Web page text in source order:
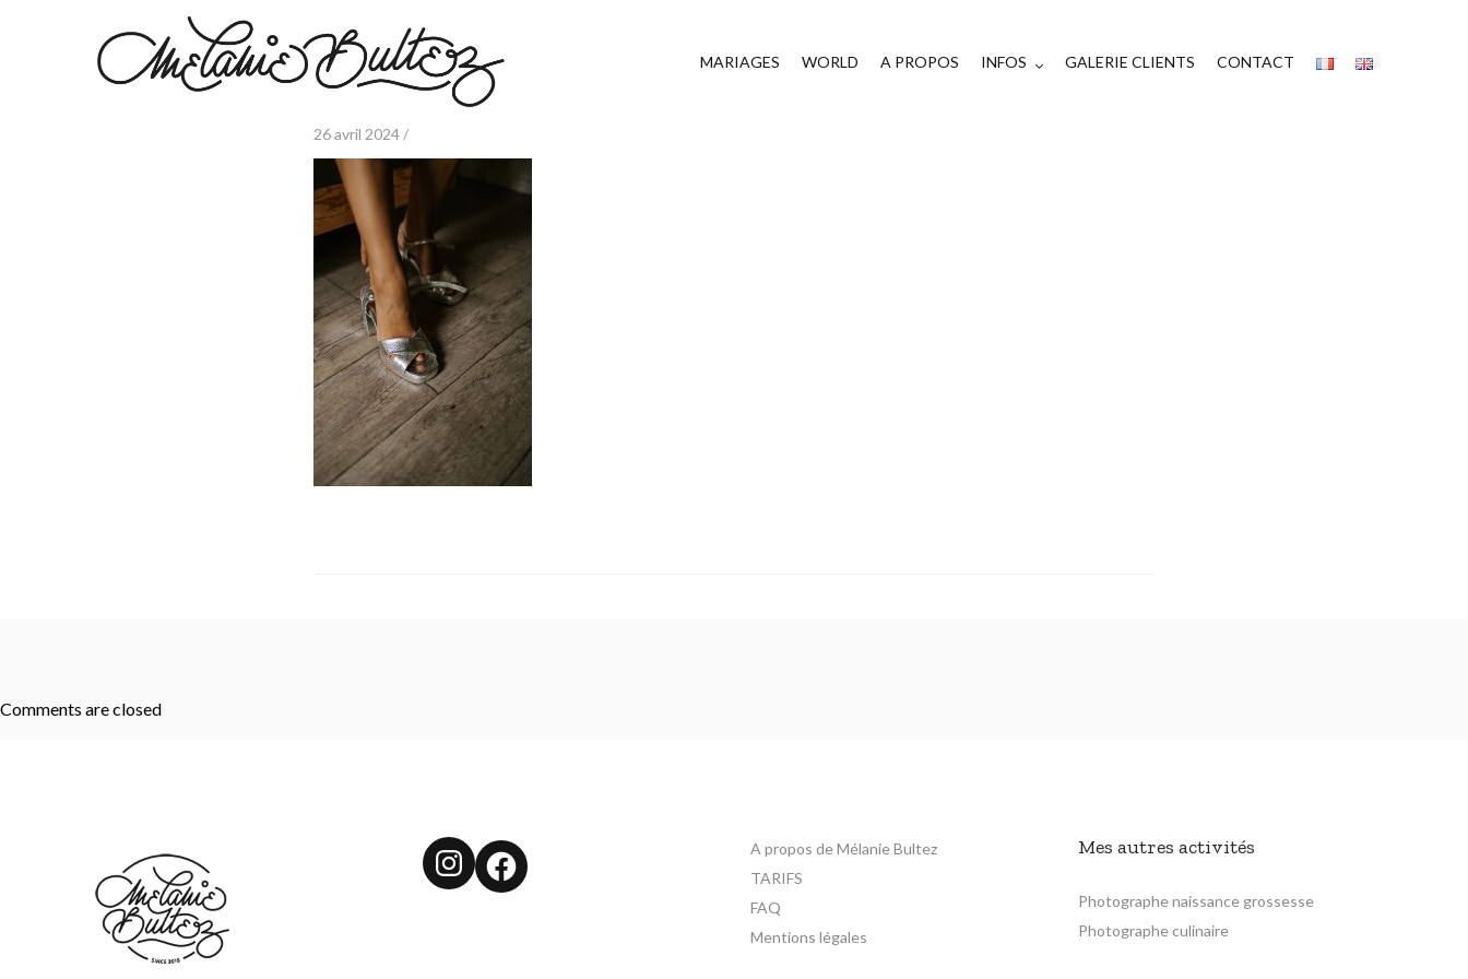
MARIAGES WORLD A PROPOS INFOS GALERIE CLIENTS CONTACT
26 avril 2024 /
Comments are closed
Instagram
Facebook
A propos de Mélanie Bultez
TARIFS
FAQ
Mentions légales
Mes autres activités
Photographe naissance grossesse
Photographe culinaire